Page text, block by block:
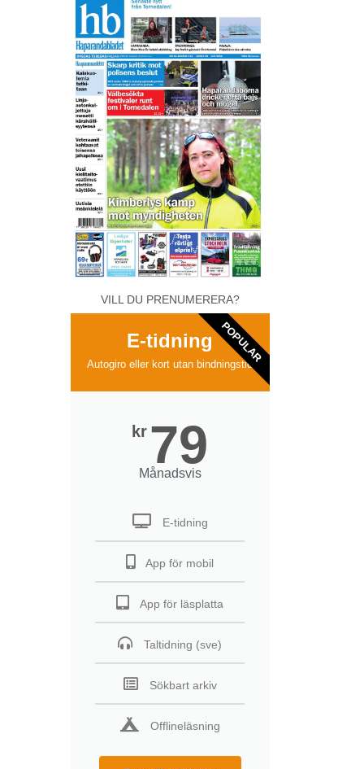
VILL DU PRENUMERERA?
E-tidning
Autogiro eller kort utan bindningstid
kr 79
Månadsvis
E-tidning
App för mobil
App för läsplatta
Taltidning (sve)
Sökbart arkiv
Offlineläsning
POPULAR